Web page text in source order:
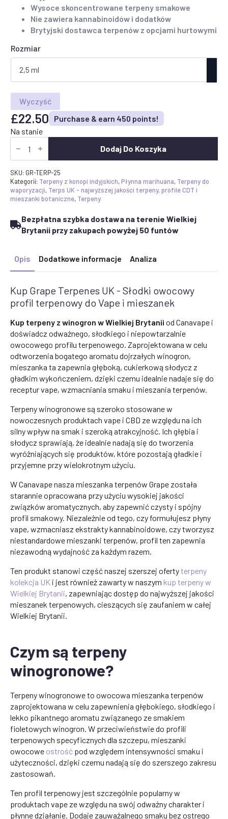
90,00
GBP
Wysoce skoncentrowane terpeny smakowe
Nie zawiera kannabinoidów i dodatków
Brytyjski dostawca terpenów z opcjami hurtowymi
Rozmiar
Wyczyść
£22.50
Purchase & earn 450 points!
Na stanie
Ilość
Kup
UK
-
Słodki
owocowy
terpenowy
dla
niestandardowych
mieszanek
Dodaj Do Koszyka
SKU: GR-TERP-25
Kategorii: Terpeny z konopi indyjskich,Płynna marihuana, Terpeny do
waporyzacji, Terps UK - najwyższej jakości terpeny, profile CDT i
mieszanki botaniczne, Terpeny
Bezpłatna szybka dostawa na terenie Wielkiej
Brytanii przy zakupach powyżej 50 funtów
Opis Dodatkowe informacje Analiza
Kup Grape Terpenes UK - Słodki owocowy
profil terpenowy do Vape i mieszanek
Kup terpeny z winogron w Wielkiej Brytanii od Canavape i
doświadcz odważnego, słodkiego i niepowtarzalnie
owocowego profilu terpenowego. Zaprojektowana w celu
odtworzenia bogatego aromatu dojrzałych winogron,
mieszanka ta zapewnia głęboką, cukierkową słodycz z
gładkim wykończeniem, dzięki czemu idealnie nadaje się do
receptur vape, wzmacniania smaku i mieszania terpenów.
Terpeny winogronowe są szeroko stosowane w
nowoczesnych produktach vape i CBD ze względu na ich
silny wpływ na smak i szeroką atrakcyjność. Ich głębia i
słodycz sprawiają, że idealnie nadają się do tworzenia
wyróżniających się produktów, które pozostają gładkie i
przyjemne przy wielokrotnym użyciu.
W Canavape nasza mieszanka terpenów Grape została
starannie opracowana przy użyciu wysokiej jakości
związków aromatycznych, aby zapewnić czysty i spójny
profil smakowy. Niezależnie od tego, czy formułujesz płyny
vape, wzmacniasz ekstrakty kannabinoidowe, czy tworzysz
niestandardowe mieszanki terpenów, profil ten zapewnia
niezawodną wydajność za każdym razem.
Ten produkt stanowi część naszej szerszej ofertyterpeny
kolekcja UK i jest również zawarty w naszym kup terpeny w
Wielkiej Brytanii, zapewniając dostęp do najwyższej jakości
mieszanek terpenowych, cieszących się zaufaniem w całej
Wielkiej Brytanii.
Czym są terpeny
winogronowe?
Terpeny winogronowe to owocowa mieszanka terpenów
zaprojektowana w celu zapewnienia głębokiego, słodkiego i
lekko pikantnego aromatu związanego ze smakiem
fioletowych winogron. W przeciwieństwie do profili
terpenowych specyficznych dla szczepu, mieszanki
owocowe ostrość pod względem intensywności smaku i
użyteczności, dzięki czemu nadają się do szerszego zakresu
zastosowań.
Ten profil terpenowy jest szczególnie popularny w
produktach vape ze względu na swój odważny charakter i
płynne działanie. Dodaje zauważalnego smaku bez ostrego